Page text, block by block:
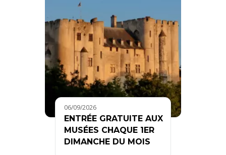
06/09/2026
ENTRÉE GRATUITE AUX
MUSÉES CHAQUE 1ER
DIMANCHE DU MOIS